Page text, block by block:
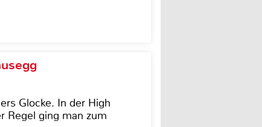
Glocke. In der High
Regel ging man zum